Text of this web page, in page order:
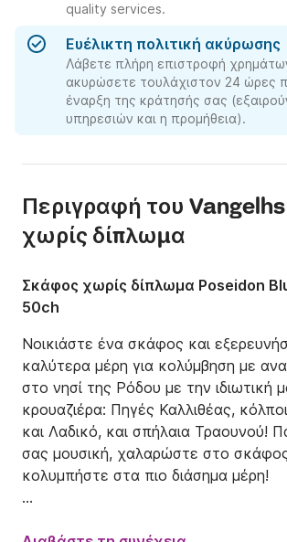
quality services.
Ευέλικτη πολιτική ακύρωσης
Λάβετε πλήρη επιστροφή
ακυρώσετε τουλάχιστον 24 ώρες
έναρξη της κράτησής σας
υπηρεσιών και η προμήθεια).
Περιγραφή του
χωρίς δίπλωμα
Σκάφος χωρίς δίπλωμα Poseidon
50ch
Νοικιάστε ένα σκάφος και
καλύτερα μέρη για κολύμβηση με
στο νησί της Ρόδου με την ιδιωτική
κρουαζιέρα: Πηγές Καλλιθέας,
και Λαδικό, και σπήλαια Τραουνού!
σας μουσική, χαλαρώστε στο
κολυμπήστε στα πιο διάσημα μέρη!